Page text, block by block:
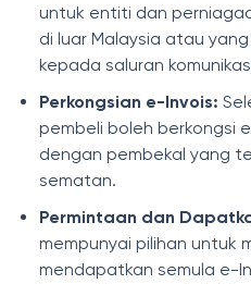
untuk entiti dan
di luar Malaysia atau
kepada saluran
Perkongsian e-Invois:
pembeli boleh berkongsi
dengan pembekal yang
sematan.
Permintaan dan
mempunyai pilihan untuk
mendapatkan semula e-